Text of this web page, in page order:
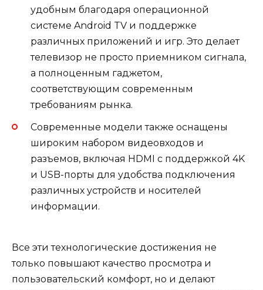
удобным благодаря операционной
системе Android TV и поддержке
различных приложений и игр. Это делает
телевизор не просто приемником сигнала,
а полноценным гаджетом,
соответствующим современным
требованиям рынка.
Современные модели также оснащены
широким набором видеовходов и
разъемов, включая HDMI с поддержкой 4K
и USB-порты для удобства подключения
различных устройств и носителей
информации.
Все эти технологические достижения не
только повышают качество просмотра и
пользовательский комфорт, но и делают